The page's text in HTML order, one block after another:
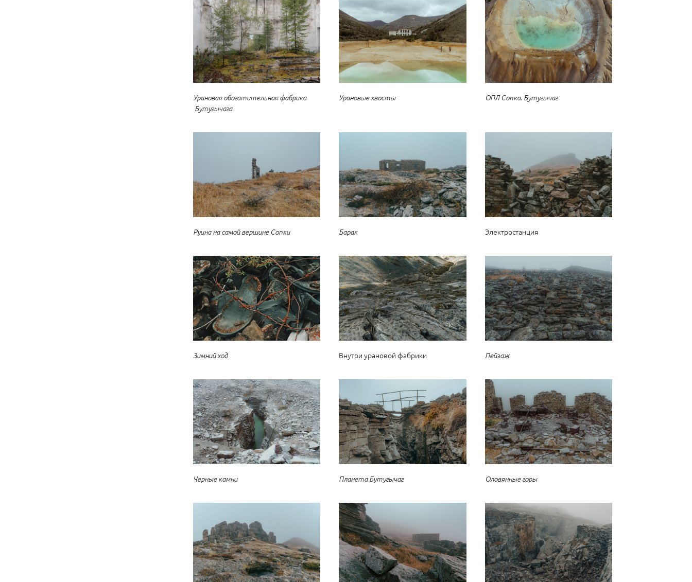
Урановая обогатительная фабрика
Бутугычага
Урановые хвосты ОПЛ Сопка. Бутугычаг
Руина на самой вершине Сопки Барак Электростанция
Зимний ход Внутри урановой фабрики Пейзаж
Черные камни Планета Бутугычаг Оловянные горы